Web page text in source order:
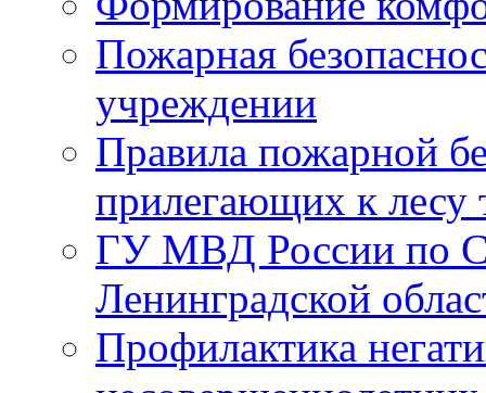
Пожарная
учреждении
Правила пожарной
прилегающих к лесу
ГУ МВД России по
Ленинградской
Профилактика